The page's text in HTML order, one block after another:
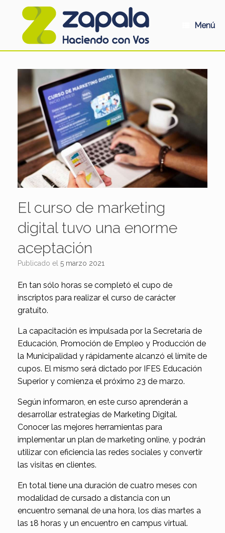
Menú
El curso de marketing
digital tuvo una enorme
aceptación
Publicado el 5 marzo 2021
En tan sólo horas se completó el cupo de
inscriptos para realizar el curso de carácter
gratuito.
La capacitación es impulsada por la Secretaría de
Educación, Promoción de Empleo y Producción de
la Municipalidad y rápidamente alcanzó el límite de
cupos. El mismo será dictado por IFES Educación
Superior y comienza el próximo 23 de marzo.
Según informaron, en este curso aprenderán a
desarrollar estrategias de Marketing Digital.
Conocer las mejores herramientas para
implementar un plan de marketing online, y podrán
utilizar con eficiencia las redes sociales y convertir
las visitas en clientes.
En total tiene una duración de cuatro meses con
modalidad de cursado a distancia con un
encuentro semanal de una hora, los días martes a
las 18 horas y un encuentro en campus virtual.